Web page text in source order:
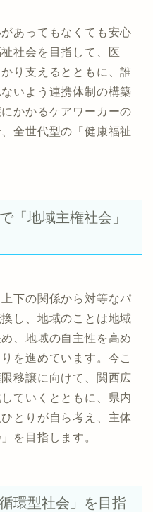
あってもなくても安心
社会を目指して、医
り支えるとともに、誰
いよう連携体制の構築
かかるケアワーカーの
全世代型の「健康福祉
「地域主権社会」
下の関係から対等なパ
し、地域のことは地域
、地域の自主性を高め
を進めています。今こ
移譲に向けて、関西広
ていくとともに、県内
とりが自ら考え、主体
を目指します。
環型社会」を目指